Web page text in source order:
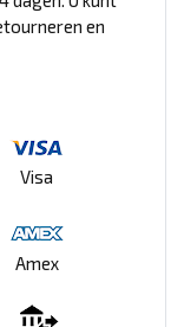
en
Visa
Amex